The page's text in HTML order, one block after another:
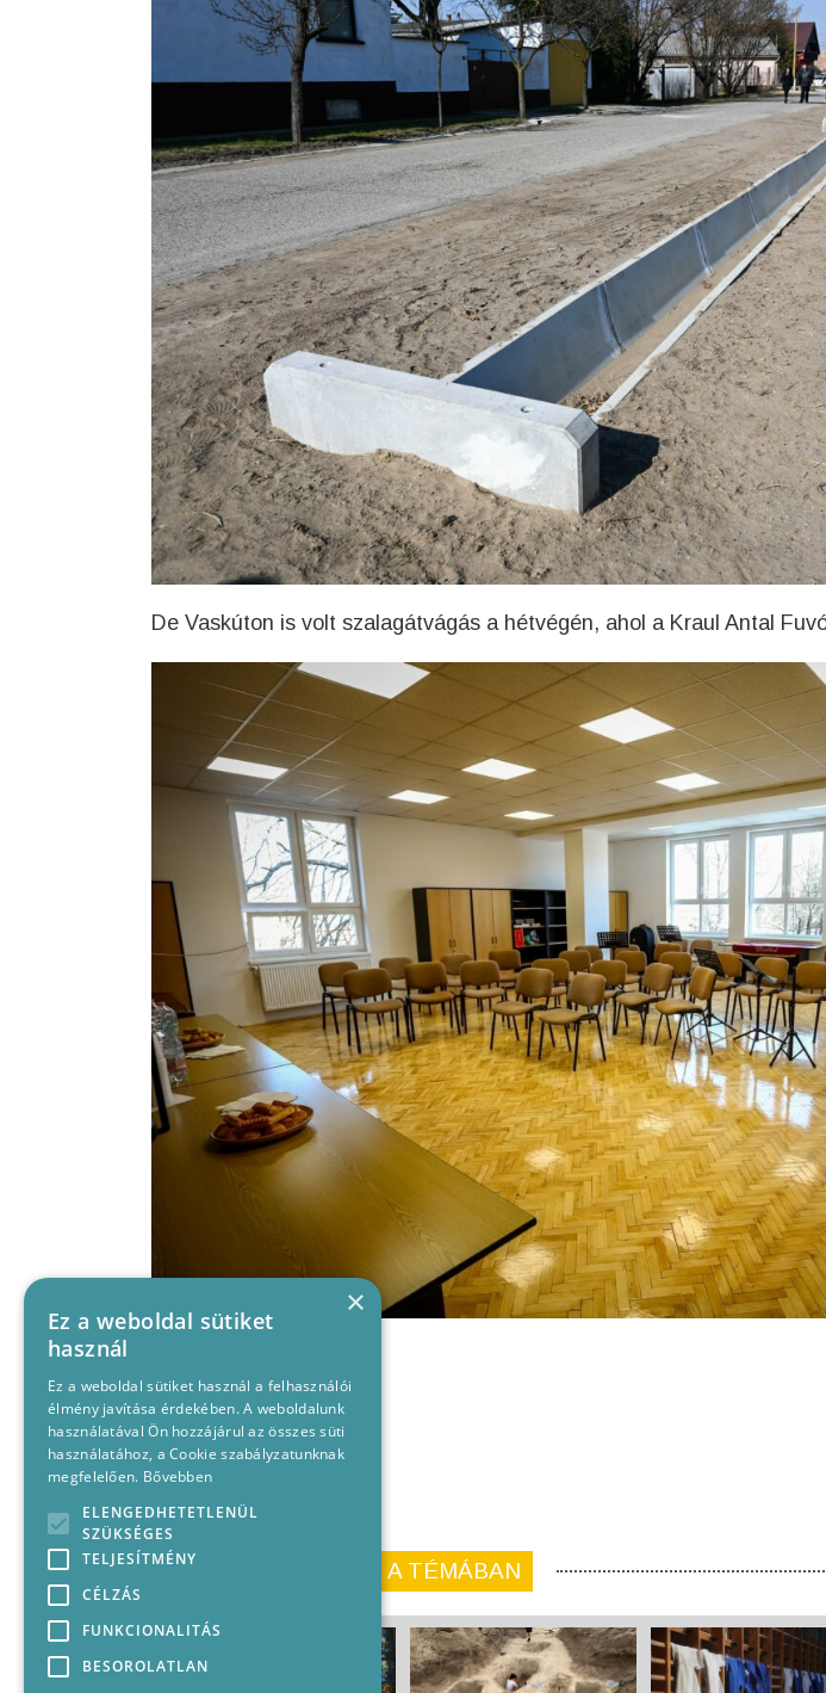
De Vaskúton is volt szalagátvágás a hétvégén, ahol a Kraul Antal
KORÁBBI CIKKEINK A TÉMÁBAN
×
Ez a weboldal sütiket
használ
Ez a weboldal sütiket használ a felhasználói
élmény javítása érdekében. A weboldalunk
használatával Ön hozzájárul az összes süti
használatához, a Cookie szabályzatunknak
megfelelően. Bővebben
ELENGEDHETETLENÜL
SZÜKSÉGES
TELJESÍTMÉNY
CÉLZÁS
FUNKCIONALITÁS
BESOROLATLAN